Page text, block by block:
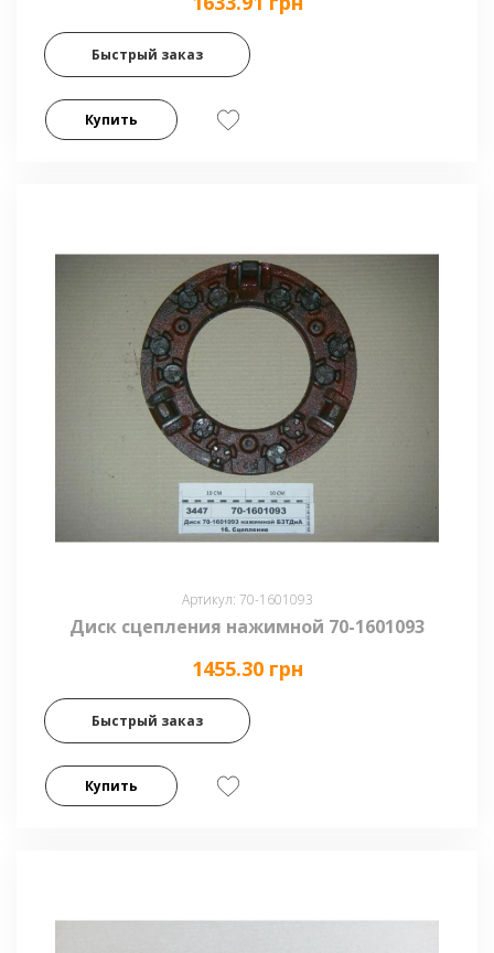
Быстрый заказ
Купить
Артикул: 70-1601093
Диск сцепления нажимной 70-1601093
1455.30 грн
Быстрый заказ
Купить